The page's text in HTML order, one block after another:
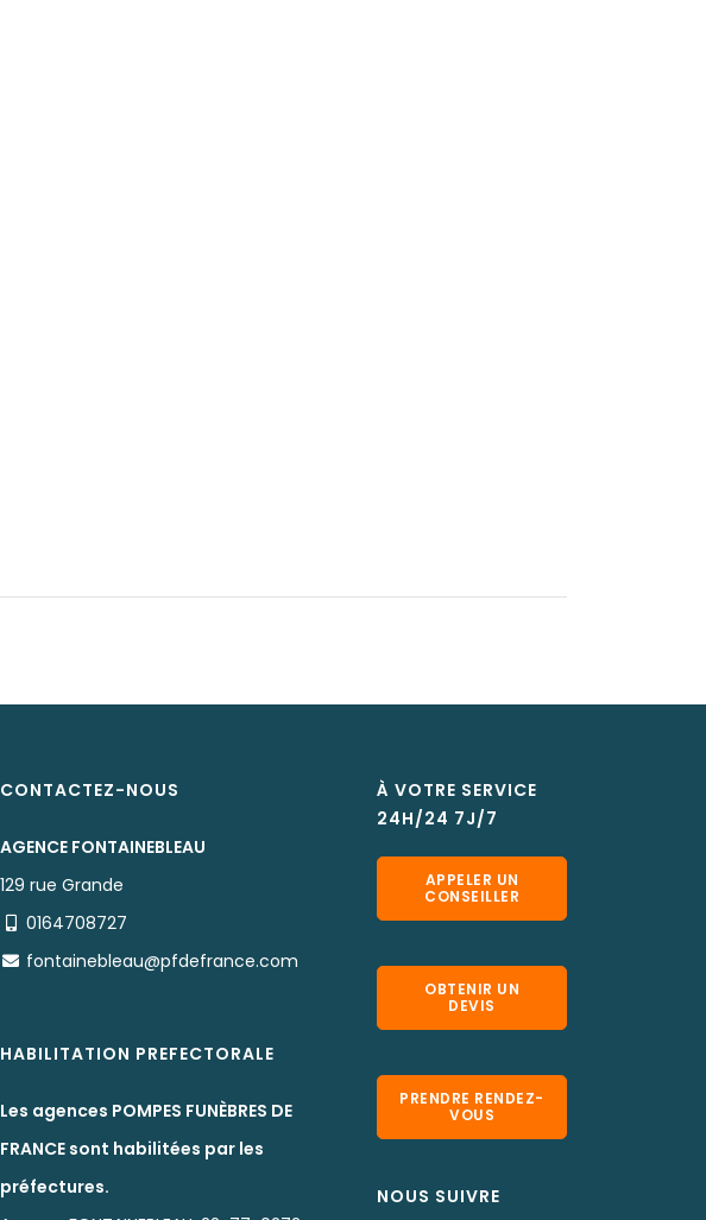
CONTACTEZ-NOUS
AGENCE FONTAINEBLEAU
129 rue Grande
0164708727
fontainebleau@pfdefrance.com
HABILITATION PREFECTORALE
Les agences POMPES FUNÈBRES DE
FRANCE sont habilitées par les
préfectures.
À VOTRE SERVICE
24H/24 7J/7
APPELER UN
CONSEILLER
OBTENIR UN
DEVIS
PRENDRE RENDEZ-
VOUS
NOUS SUIVRE